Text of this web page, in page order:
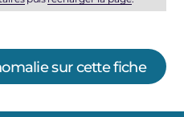
sur cette fiche